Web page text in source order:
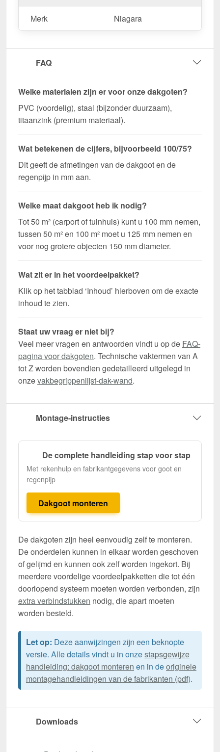
Merk Niagara
FAQ
Welke materialen zijn er voor onze dakgoten?
PVC (voordelig), staal (bijzonder duurzaam),
titaanzink (premium materiaal).
Wat betekenen de cijfers, bijvoorbeeld 100/75?
Dit geeft de afmetingen van de dakgoot en de
regenpijp in mm aan.
Welke maat dakgoot heb ik nodig?
Tot 50 m² (carport of tuinhuis) kunt u 100 mm nemen,
tussen 50 m² en 100 m² moet u 125 mm nemen en
voor nog grotere objecten 150 mm diameter.
Wat zit er in het voordeelpakket?
Klik op het tabblad ‘Inhoud’ hierboven om de exacte
inhoud te zien.
Staat uw vraag er niet bij?
Veel meer vragen en antwoorden vindt u op de FAQ-
pagina voor dakgoten. Technische vaktermen van A
tot Z worden bovendien gedetailleerd uitgelegd in
onzevakbegrippenlijst-dak-wand.
Montage-instructies
De complete handleiding stap voor stap
Met rekenhulp en fabrikantgegevens voor goot en
regenpijp
Dakgoot monteren
De dakgoten zijn heel eenvoudig zelf te monteren.
De onderdelen kunnen in elkaar worden geschoven
of gelijmd en kunnen ook zelf worden ingekort. Bij
meerdere voordelige voordeelpakketten die tot één
doorlopend systeem moeten worden verbonden, zijn
extra verbindstukken nodig, die apart moeten
worden besteld.
Let op: Deze aanwijzingen zijn een beknopte
versie. Alle details vindt u in onzestapsgewijze
handleiding: dakgoot monteren en in deoriginele
montagehandleidingen van de fabrikanten (pdf).
Downloads